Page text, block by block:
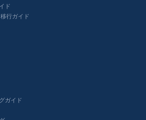
ド
行ガイド
ガイド